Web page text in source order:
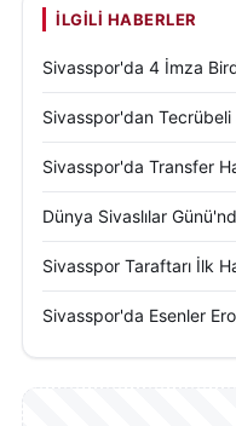
İLGILI HABERLER
Sivasspor'da 4 İmza
Sivasspor'dan Tecrübeli
Sivasspor'da Transfer
Dünya Sivaslılar
Sivasspor Taraftarı İlk
Sivasspor'da Esenler